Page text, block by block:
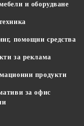
и оборудване
помощни средства
за реклама
продукти
за офис